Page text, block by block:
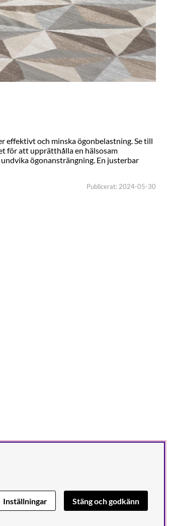
effektivt och minska ögonbelastning. Se till
för att upprätthålla en hälsosam
ögonansträngning. En justerbar
Publicerat: 2024-05-30
Inställningar Stäng och godkänn